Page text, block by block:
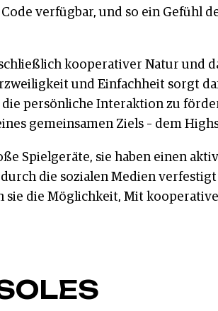
verfügbar, und so ein Gefühl
kooperativer Natur und
und Einfachheit sorgt
persönliche Interaktion zu
gemeinsamen Ziels – dem
Spielgeräte, sie haben einen
die sozialen Medien
die Möglichkeit, Mit